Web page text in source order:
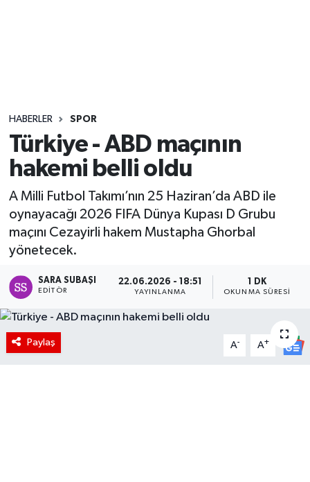
HABERLER SPOR
Türkiye - ABD maçının
hakemi belli oldu
A Milli Futbol Takımı’nın 25 Haziran’da ABD ile
oynayacağı 2026 FIFA Dünya Kupası D Grubu
maçını Cezayirli hakem Mustapha Ghorbal
yönetecek.
SARA SUBAŞI
EDITÖR
22.06.2026 - 18:51
YAYINLANMA
1 DK
OKUNMA SÜRESI
Paylaş A- A+
Yaşam